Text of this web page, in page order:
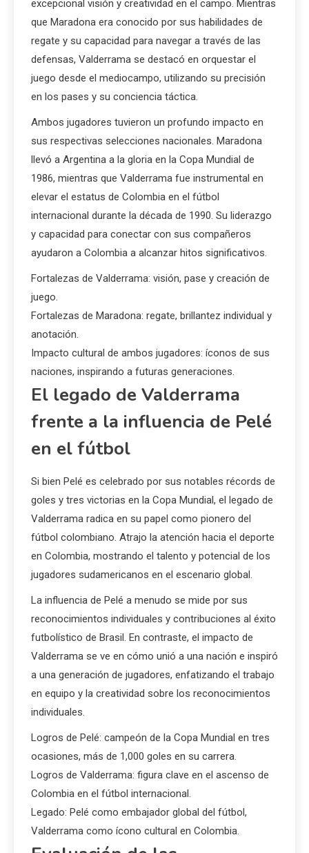
excepcional visión y creatividad en el campo. Mientras
que Maradona era conocido por sus habilidades de
regate y su capacidad para navegar a través de las
defensas, Valderrama se destacó en orquestar el
juego desde el mediocampo, utilizando su precisión
en los pases y su conciencia táctica.
Ambos jugadores tuvieron un profundo impacto en
sus respectivas selecciones nacionales. Maradona
llevó a Argentina a la gloria en la Copa Mundial de
1986, mientras que Valderrama fue instrumental en
elevar el estatus de Colombia en el fútbol
internacional durante la década de 1990. Su liderazgo
y capacidad para conectar con sus compañeros
ayudaron a Colombia a alcanzar hitos significativos.
Fortalezas de Valderrama: visión, pase y creación de
juego.
Fortalezas de Maradona: regate, brillantez individual y
anotación.
Impacto cultural de ambos jugadores: íconos de sus
naciones, inspirando a futuras generaciones.
El legado de Valderrama
frente a la influencia de Pelé
en el fútbol
Si bien Pelé es celebrado por sus notables récords de
goles y tres victorias en la Copa Mundial, el legado de
Valderrama radica en su papel como pionero del
fútbol colombiano. Atrajo la atención hacia el deporte
en Colombia, mostrando el talento y potencial de los
jugadores sudamericanos en el escenario global.
La influencia de Pelé a menudo se mide por sus
reconocimientos individuales y contribuciones al éxito
futbolístico de Brasil. En contraste, el impacto de
Valderrama se ve en cómo unió a una nación e inspiró
a una generación de jugadores, enfatizando el trabajo
en equipo y la creatividad sobre los reconocimientos
individuales.
Logros de Pelé: campeón de la Copa Mundial en tres
ocasiones, más de 1,000 goles en su carrera.
Logros de Valderrama: figura clave en el ascenso de
Colombia en el fútbol internacional.
Legado: Pelé como embajador global del fútbol,
Valderrama como ícono cultural en Colombia.